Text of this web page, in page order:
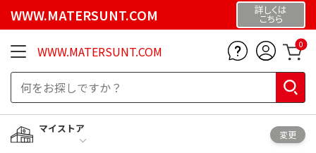
WWW.MATERSUNT.COM 詳しくは
こちら
WWW.MATERSUNT.COM 0
マイストア
変更